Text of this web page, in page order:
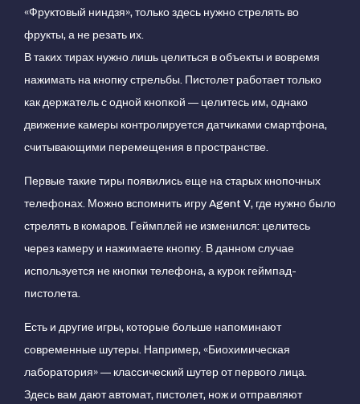
«Фруктовый ниндзя», только здесь нужно стрелять во
фрукты, а не резать их.
В таких тирах нужно лишь целиться в объекты и вовремя
нажимать на кнопку стрельбы. Пистолет работает только
как держатель с одной кнопкой — целитесь им, однако
движение камеры контролируется датчиками смартфона,
считывающими перемещения в пространстве.
Первые такие тиры появились еще на старых кнопочных
телефонах. Можно вспомнить игру Agent V, где нужно было
стрелять в комаров. Геймплей не изменился: целитесь
через камеру и нажимаете кнопку. В данном случае
используется не кнопки телефона, а курок геймпад-
пистолета.
Есть и другие игры, которые больше напоминают
современные шутеры. Например, «Биохимическая
лаборатория» — классический шутер от первого лица.
Здесь вам дают автомат, пистолет, нож и отправляют